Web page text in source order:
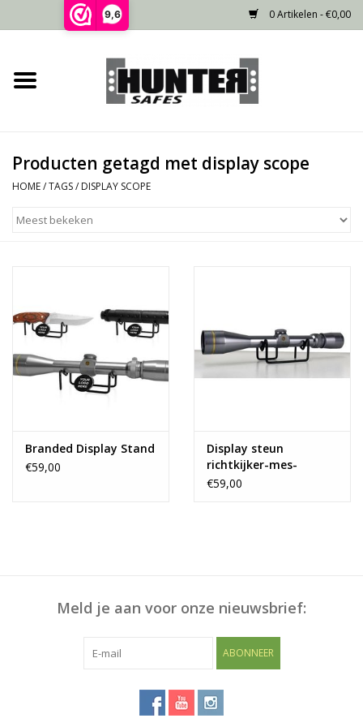
9,6 0 Artikelen - €0,00
Home
Gecertificeerd
Niet gecertificeerd
Recente projecten
Opties
Producten getagd met display scope
HOME/TAGS/ DISPLAY SCOPE
Branded Display Stand
€59,00
Display steun
richtkijker-mes-
geluidsdemper
€59,00
Meld je aan voor onze nieuwsbrief:
ABONNEER